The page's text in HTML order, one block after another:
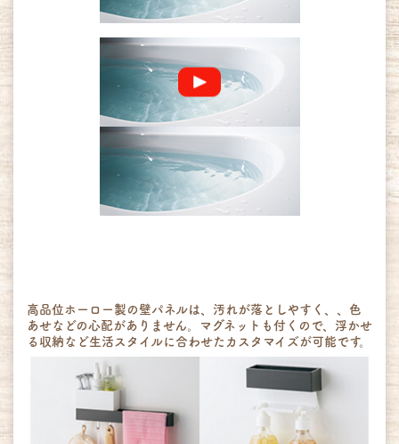
高品位ホーロー製の壁パネルは、汚れが落としやすく、、色
あせなどの心配がありません。マグネットも付くので、浮かせ
る収納など生活スタイルに合わせたカスタマイズが可能です。